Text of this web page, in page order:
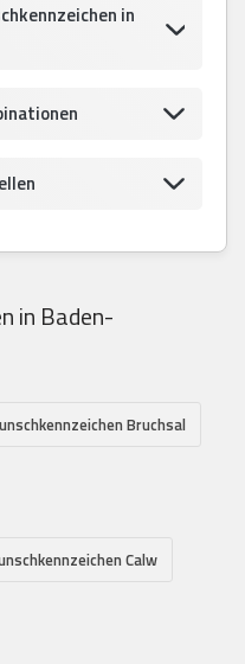
in
in Baden-
Bruchsal
Calw